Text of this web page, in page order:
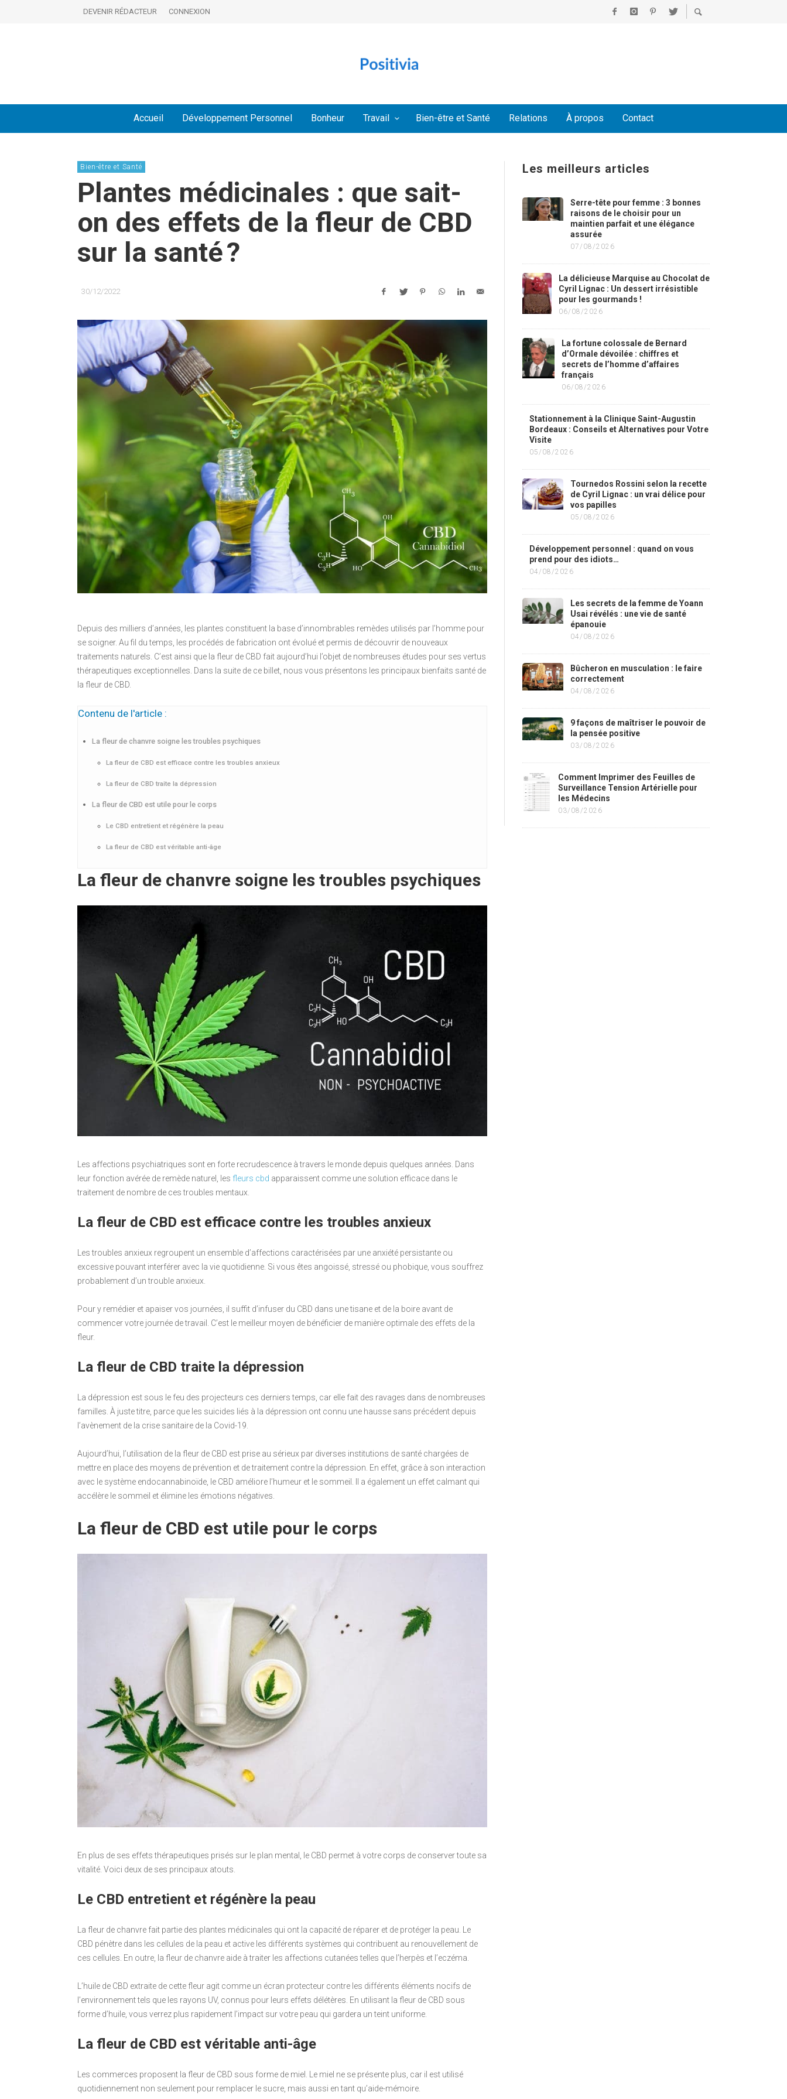
DEVENIR RÉDACTEUR CONNEXION
Accueil Développement Personnel Bonheur Travail Bien-être et Santé Relations À propos Contact
Bien-être et Santé
Plantes médicinales : que sait-
on des effets de la fleur de CBD
sur la santé ?
30/12/2022
Depuis des milliers d’années, les plantes constituent la base d’innombrables remèdes utilisés par l’homme pour
se soigner. Au fil du temps, les procédés de fabrication ont évolué et permis de découvrir de nouveaux
traitements naturels. C’est ainsi que la fleur de CBD fait aujourd’hui l’objet de nombreuses études pour ses vertus
thérapeutiques exceptionnelles. Dans la suite de ce billet, nous vous présentons les principaux bienfaits santé de
la fleur de CBD.
Contenu de l'article :
La fleur de chanvre soigne les troubles psychiques
La fleur de CBD est efficace contre les troubles anxieux
La fleur de CBD traite la dépression
La fleur de CBD est utile pour le corps
Le CBD entretient et régénère la peau
La fleur de CBD est véritable anti-âge
La fleur de chanvre soigne les troubles psychiques
Les affections psychiatriques sont en forte recrudescence à travers le monde depuis quelques années. Dans
leur fonction avérée de remède naturel, les fleurs cbd apparaissent comme une solution efficace dans le
traitement de nombre de ces troubles mentaux.
La fleur de CBD est efficace contre les troubles anxieux
Les troubles anxieux regroupent un ensemble d’affections caractérisées par une anxiété persistante ou
excessive pouvant interférer avec la vie quotidienne. Si vous êtes angoissé, stressé ou phobique, vous souffrez
probablement d’un trouble anxieux.
Pour y remédier et apaiser vos journées, il suffit d’infuser du CBD dans une tisane et de la boire avant de
commencer votre journée de travail. C’est le meilleur moyen de bénéficier de manière optimale des effets de la
fleur.
La fleur de CBD traite la dépression
La dépression est sous le feu des projecteurs ces derniers temps, car elle fait des ravages dans de nombreuses
familles. À juste titre, parce que les suicides liés à la dépression ont connu une hausse sans précédent depuis
l’avènement de la crise sanitaire de la Covid-19.
Aujourd’hui, l’utilisation de la fleur de CBD est prise au sérieux par diverses institutions de santé chargées de
mettre en place des moyens de prévention et de traitement contre la dépression. En effet, grâce à son interaction
avec le système endocannabinoïde, le CBD améliore l’humeur et le sommeil. Il a également un effet calmant qui
accélère le sommeil et élimine les émotions négatives.
La fleur de CBD est utile pour le corps
En plus de ses effets thérapeutiques prisés sur le plan mental, le CBD permet à votre corps de conserver toute sa
vitalité. Voici deux de ses principaux atouts.
Le CBD entretient et régénère la peau
La fleur de chanvre fait partie des plantes médicinales qui ont la capacité de réparer et de protéger la peau. Le
CBD pénètre dans les cellules de la peau et active les différents systèmes qui contribuent au renouvellement de
ces cellules. En outre, la fleur de chanvre aide à traiter les affections cutanées telles que l’herpès et l’eczéma.
L’huile de CBD extraite de cette fleur agit comme un écran protecteur contre les différents éléments nocifs de
l’environnement tels que les rayons UV, connus pour leurs effets délétères. En utilisant la fleur de CBD sous
forme d’huile, vous verrez plus rapidement l’impact sur votre peau qui gardera un teint uniforme.
La fleur de CBD est véritable anti-âge
Les commerces proposent la fleur de CBD sous forme de miel. Le miel ne se présente plus, car il est utilisé
quotidiennement non seulement pour remplacer le sucre, mais aussi en tant qu’aide-mémoire.
Les meilleurs articles
Serre-tête pour femme : 3 bonnes
raisons de le choisir pour un
maintien parfait et une élégance
assurée
07/08/2026
La délicieuse Marquise au Chocolat de
Cyril Lignac : Un dessert irrésistible
pour les gourmands !
06/08/2026
La fortune colossale de Bernard
d’Ormale dévoilée : chiffres et
secrets de l’homme d’affaires
français
06/08/2026
Stationnement à la Clinique Saint-Augustin
Bordeaux : Conseils et Alternatives pour Votre
Visite
05/08/2026
Tournedos Rossini selon la recette
de Cyril Lignac : un vrai délice pour
vos papilles
05/08/2026
Développement personnel : quand on vous
prend pour des idiots…
04/08/2026
Les secrets de la femme de Yoann
Usai révélés : une vie de santé
épanouie
04/08/2026
Bûcheron en musculation : le faire
correctement
04/08/2026
9 façons de maîtriser le pouvoir de
la pensée positive
03/08/2026
Comment Imprimer des Feuilles de
Surveillance Tension Artérielle pour
les Médecins
03/08/2026